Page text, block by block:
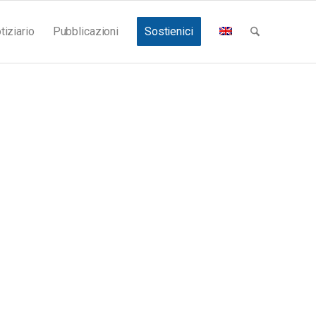
Pubblicazioni Sostienici